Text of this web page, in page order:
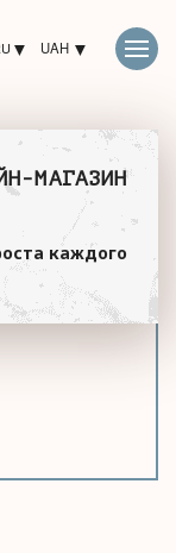
UAH
МАГАЗИН
каждого